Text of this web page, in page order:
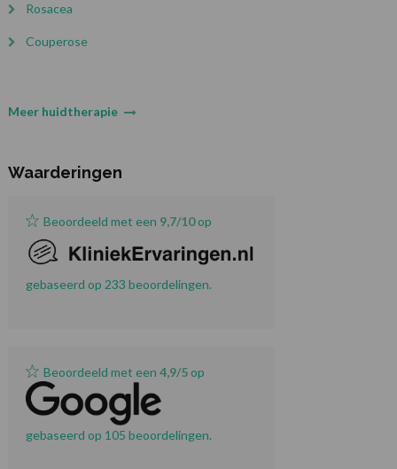
Rosacea
Couperose
Meer huidtherapie
Waarderingen
Beoordeeld met een 9,7/10op
gebaseerd op 233 beoordelingen.
Beoordeeld met een 4,9/5op
gebaseerd op 105 beoordelingen.